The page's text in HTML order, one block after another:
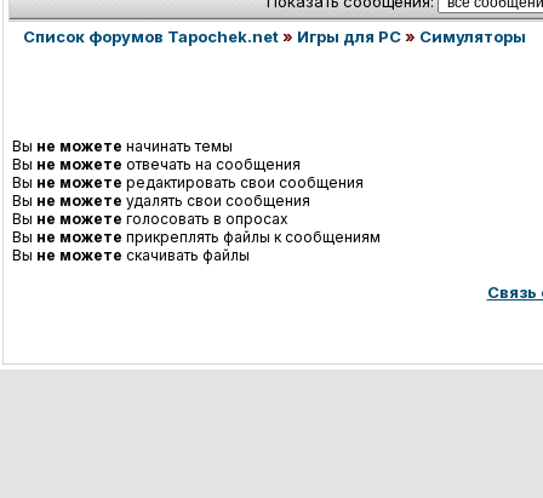
Список форумов Tapochek.net» Игры для PC» Симуляторы
Вы не можете начинать темы
Вы не можете отвечать на сообщения
Вы не можете редактировать свои сообщения
Вы не можете удалять свои сообщения
Вы не можете голосовать в опросах
Вы не можете прикреплять файлы к сообщениям
Вы не можете скачивать файлы